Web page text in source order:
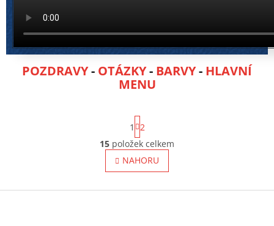
POZDRAVY- OTÁZKY- BARVY- HLAVNÍ
MENU
O
v
l
d
S
t
r
á
n
k
v
1
2
15 položek celkem
NAHORU
Z